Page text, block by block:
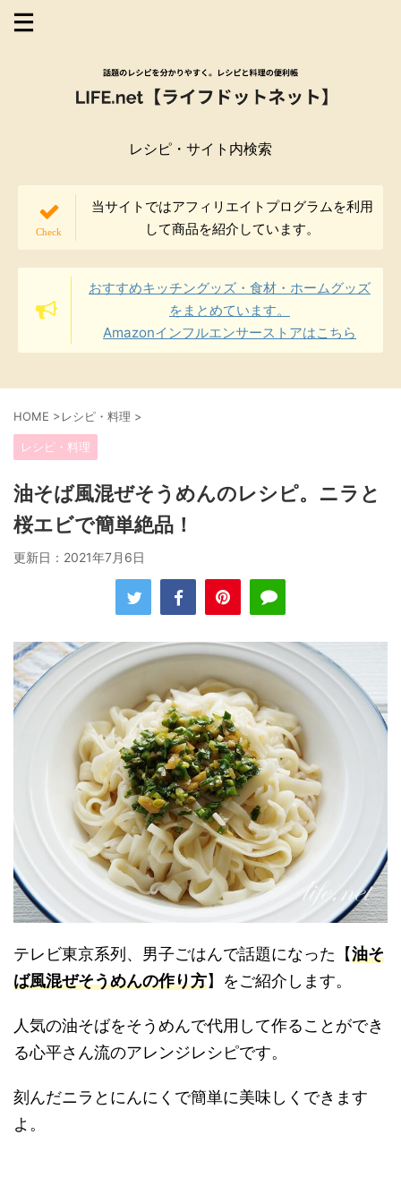
レシピ・サイト内検索
当サイトではアフィリエイトプログラムを利用
して商品を紹介しています。
おすすめキッチングッズ・食材・ホームグッズ
をまとめています。
Amazonインフルエンサーストアはこちら
HOME >レシピ・料理 >
レシピ・料理
油そば風混ぜそうめんのレシピ。ニラと
桜エビで簡単絶品！
更新日： 2021年7月6日
テレビ東京系列、男子ごはんで話題になった【油そ
ば風混ぜそうめんの作り方】をご紹介します。
人気の油そばをそうめんで代用して作ることができ
る心平さん流のアレンジレシピです。
刻んだニラとにんにくで簡単に美味しくできます
よ。